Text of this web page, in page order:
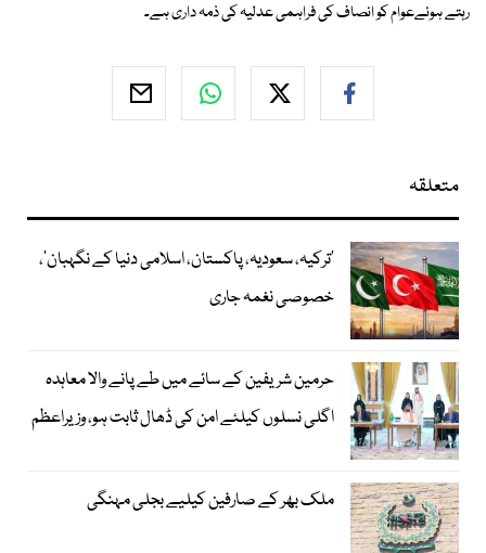
رہتے ہوئےعوام کو انصاف کی فراہمی عدلیہ کی ذمہ داری ہے۔
متعلقہ
‘ترکیہ، سعودیہ، پاکستان، اسلامی دنیا کے نگہبان’،
خصوصی نغمہ جاری
حرمین شریفین کے سائے میں طے پانے والا معاہدہ
اگلی نسلوں کیلئے امن کی ڈھال ثابت ہو، وزیراعظم
ملک بھر کے صارفین کیلیے بجلی مہنگی